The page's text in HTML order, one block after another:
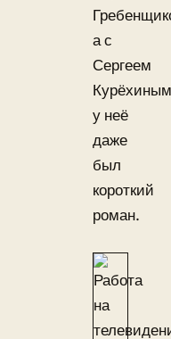
а с
Сергеем
Курёхиным
у неё
даже
был
короткий
роман.